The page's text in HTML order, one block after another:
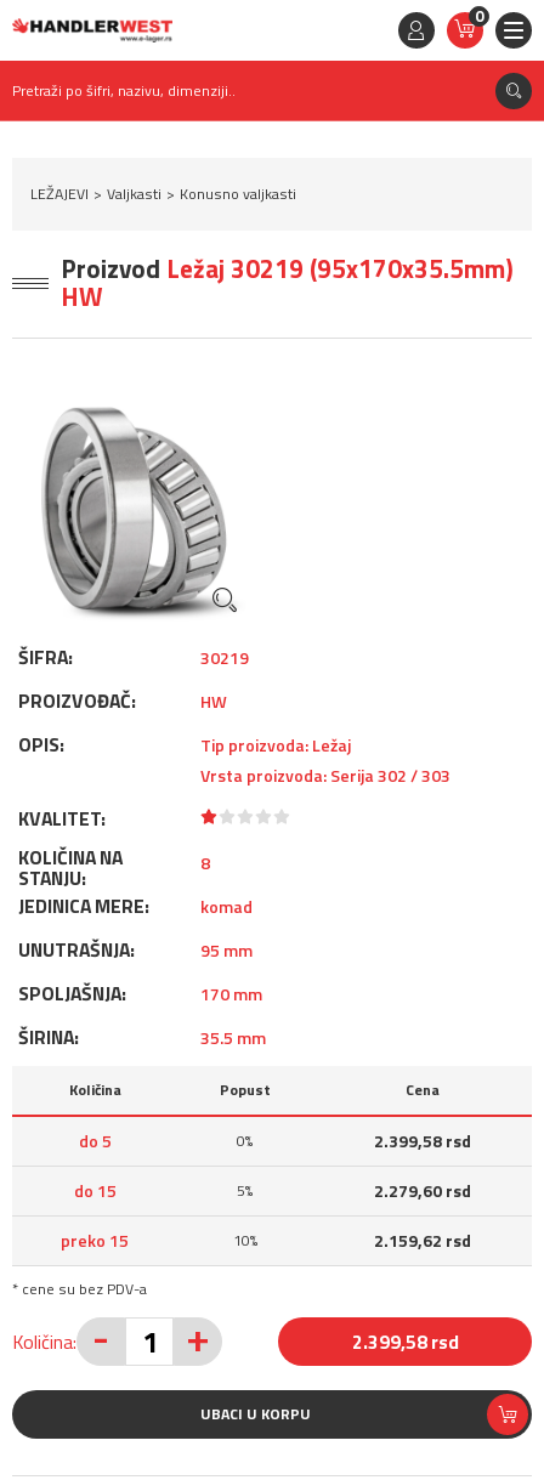
0
STAVKE
0,
RSD
Pretraži po šifri, nazivu, dimenziji..
LEŽAJEVI Valjkasti Konusno valjkasti
Proizvod Ležaj 30219 (95x170x35.5mm)
HW
ŠIFRA: 30219
PROIZVOĐAČ: HW
OPIS:
Tip proizvoda: Ležaj
Vrsta proizvoda: Serija 302 / 303
KVALITET:
KOLIČINA NA
STANJU:
8
JEDINICA MERE: komad
UNUTRAŠNJA: 95 mm
SPOLJAŠNJA: 170 mm
ŠIRINA: 35.5 mm
Količina Popust Cena
do 5 0%
2.399,58 rsd
do 15
5%
2.279,60 rsd
preko 15
10% 2.159,62 rsd
* cene su bez PDV-a
Količina: - + 2.399,58 rsd
UBACI U KORPU